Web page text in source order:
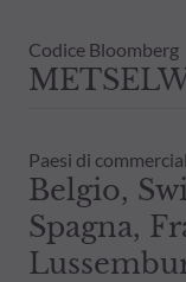
Codice Bloomberg
Paesi di
Belgio,
Spagna,